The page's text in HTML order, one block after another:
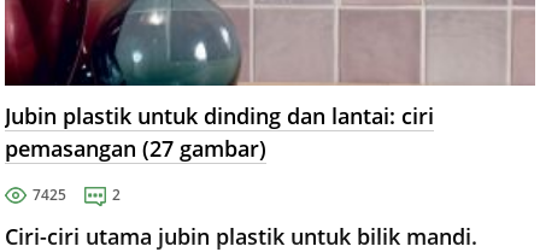
Jubin plastik untuk dinding dan lantai: ciri
pemasangan (27 gambar)
7425 2
Ciri-ciri utama jubin plastik untuk bilik mandi.